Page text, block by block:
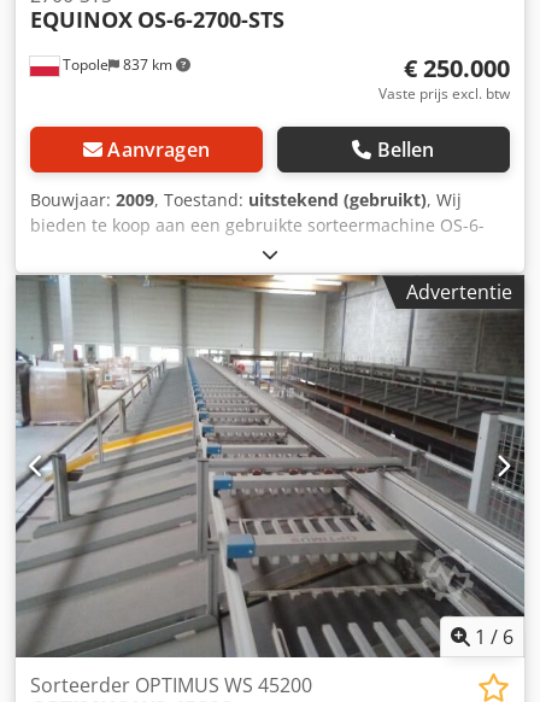
Topole 837 km
EQUINOX OS-6-2700-STS
€ 250.000
Vaste prijs excl. btw
Aanvragen Bellen
Bouwjaar: 2009, Toestand: uitstekend (gebruikt), Wij
bieden te koop aan een gebruikte sorteermachine OS-6-
2700-STS van de fabrikant EQUINOX. Beschrijving van het
product Fabrikant: EQUINOX Type: OS-6-2700-STS
Bouwjaar: 2009 Serienummer: P.DWA.119 Totale afmeting
L: 33000 mm Totale afmeting B: 4200 mm Totale afmeting
H: 1850 mm Capaciteit van de sorteermachine: 6000
stuks/uur Kenmerken: 2 inductiezones bestaande uit 3
inductieposities en omnidirectionele barcodescanning; 90
afgiftestations + 4 niet-leesstations. Output ca. 6000 stuks
per uur; Formaatafmetingen voor gesorteerde items;
Gewicht 0,02-6 kg; Lengte 70-450 mm; Breedte 70-300 mm;
Hoogte 5-250 mm De goederen mogen niet buiten de
contouren van de verpakking uitsteken. Machinelocatie:
89-600 Chojnice/Polen Prijs op aanvraag Machine is getest
en is gedemonteerd, droog opgeslagen en klaar voor
verzending of ophalen. Dcsdpfxoixqbco Ahpjk Neem
contact met ons op als u geïnteresseerd bent
Advertentie
1 / 6
Sorteerder OPTIMUS WS 45200